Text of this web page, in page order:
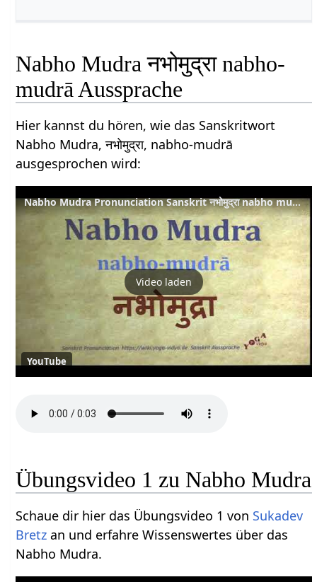
Nabho Mudra नभोमुद्रा nabho-
mudrā Aussprache
Hier kannst du hören, wie das Sanskritwort
Nabho Mudra, नभोमुद्रा, nabho-mudrā
ausgesprochen wird:
Nabho Mudra Pronunciation Sanskrit नभोमुद्रा nabho mudrā
Video laden
YouTube
Übungsvideo 1 zu Nabho Mudra
Schaue dir hier das Übungsvideo 1 von Sukadev
Bretz an und erfahre Wissenswertes über das
Nabho Mudra.